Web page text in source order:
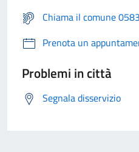
Chiama il comune
Prenota un
Problemi in città
Segnala disservizio